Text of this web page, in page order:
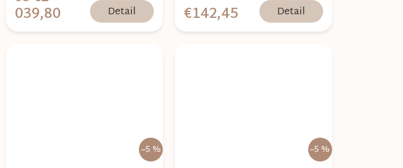
039,80 Detail €142,45 Detail
–5 % –5 %